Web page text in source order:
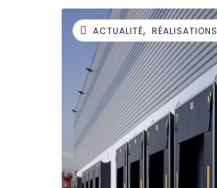
ACTUALITÉ, RÉALISATIONS